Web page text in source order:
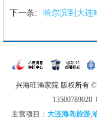
下一条:
哈尔滨到大连
兴海旺渔家院 版权所有 ©
主营项目： 大连海岛旅游,